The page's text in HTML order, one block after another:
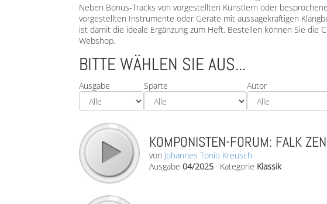
Neben Bonus-Tracks von vorgestellten Künstlern oder
vorgestellten Instrumente oder Geräte mit aussagekräftigen
ist damit die ideale Ergänzung zum Heft. Bestellen können Sie die
Webshop.
BITTE WÄHLEN SIE AUS...
Ausgabe Sparte Autor
KOMPONISTEN-FORUM: FALK
von Johannes Tonio Kreusch
Ausgabe 04/2025 · Kategorie Klassik